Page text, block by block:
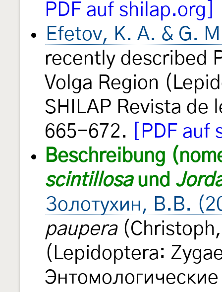
PDF auf shilap.org]
Efetov, K. A. & G.
recently described
Volga Region
SHILAP Revista
665-672.
[PDF
Beschreibung
scintillosaund
Золотухин, В.В.
pauperа(Сhristoph,
(Lepidoptera: